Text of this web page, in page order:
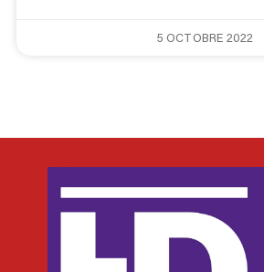
5 OCTOBRE 2022